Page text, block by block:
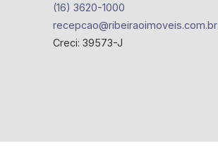
(16) 3620-1000
recepcao@ribeiraoimoveis.com.br
Creci: 39573-J